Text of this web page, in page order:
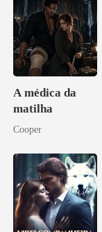
A médica da
matilha
Cooper